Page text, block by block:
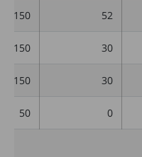
52
150
30
150
30
150
0
50